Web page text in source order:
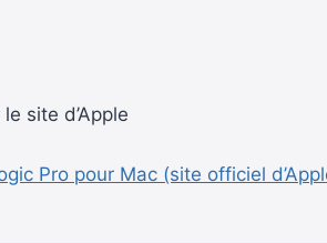
le site d’Apple
Pro pour Mac (site officiel